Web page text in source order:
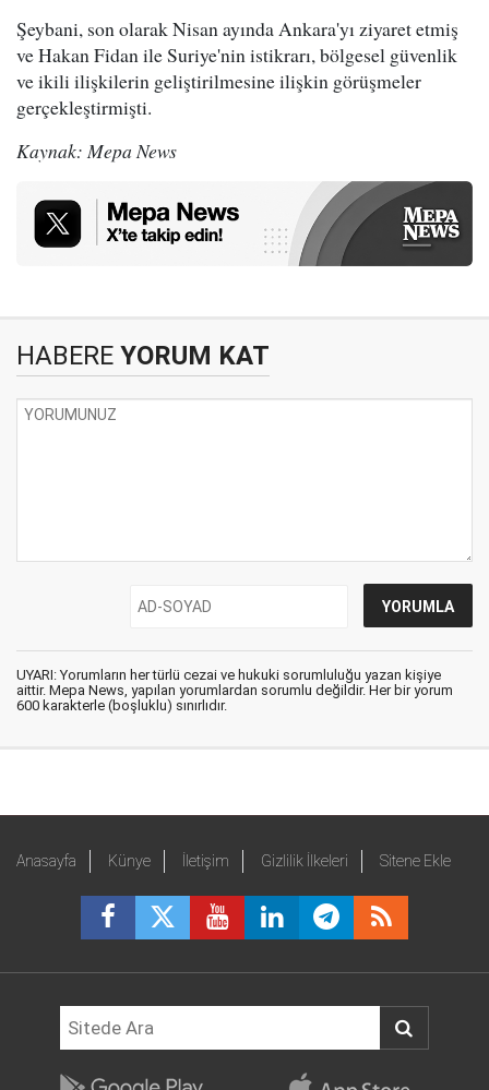
Şeybani, son olarak Nisan ayında Ankara'yı ziyaret etmiş
ve Hakan Fidan ile Suriye'nin istikrarı, bölgesel güvenlik
ve ikili ilişkilerin geliştirilmesine ilişkin görüşmeler
gerçekleştirmişti.
Kaynak: Mepa News
HABERE YORUM KAT
UYARI: Yorumların her türlü cezai ve hukuki sorumluluğu yazan kişiye
aittir. Mepa News, yapılan yorumlardan sorumlu değildir. Her bir yorum
600 karakterle (boşluklu) sınırlıdır.
Anasayfa Künye İletişim Gizlilik İlkeleri Sitene Ekle